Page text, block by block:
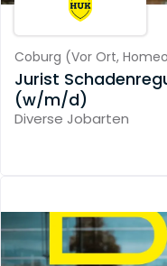
Coburg (Vor Ort,
Jurist
(w/m/d)
Diverse Jobarten